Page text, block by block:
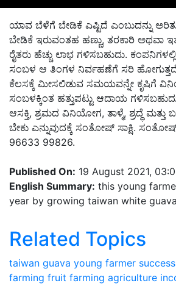
ಯಾವ ಬೆಳೆಗೆ ಬೇಡಿಕೆ ಎಷ್ಟಿದೆ ಎಂಬುದನ್ನು
ಬೇಡಿಕೆ ಇರುವಂತಹ ಹಣ್ಣು, ತರಕಾರಿ ಅಥವಾ
ರೈತರು ಹೆಚ್ಚು ಲಾಭ ಗಳಿಸಬಹುದು.
ಸಂಬಳ ಆ ತಿಂಗಳ ನಿರ್ವಹಣೆಗೆ ಸರಿ
ಕೆಲಸಕ್ಕೆ ಮೀಸಲಿಡುವ ಸಮಯವನ್ನೇ ಕೃಷಿಗೆ
ಸಂಬಳಕ್ಕಿಂತ ಹತ್ತುಪಟ್ಟು ಆದಾಯ
ಆಸಕ್ತಿ, ಶ್ರಮದ ವಿನಿಯೋಗ, ತಾಳ್ಮೆ, ಶ್ರದ್ಧೆ ಮತ್ತು
ಬೇಕು ಎನ್ನುವುದಕ್ಕೆ ಸಂತೋಷ್ ಸಾಕ್ಷಿ.
96633 99826.
Published On: 19 August 2021,
English Summary: this young
year by growing taiwan white guava
Related Topics
taiwan guava young farmer
farming fruit farming agriculture